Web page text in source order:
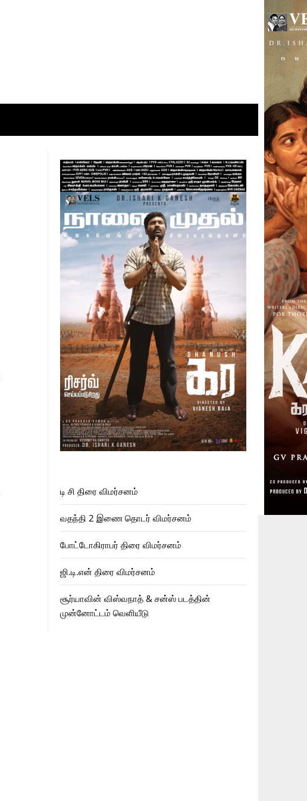
டி சி திரை விமர்சனம்
வதந்தி 2 இணை தொடர் விமர்சனம்
போட்டோகிராபர் திரை விமர்சனம்
ஜி.டி.என் திரை விமர்சனம்
சூர்யாவின் விஸ்வநாத் & சன்ஸ் படத்தின்
முன்னோட்டம் வெளியீடு